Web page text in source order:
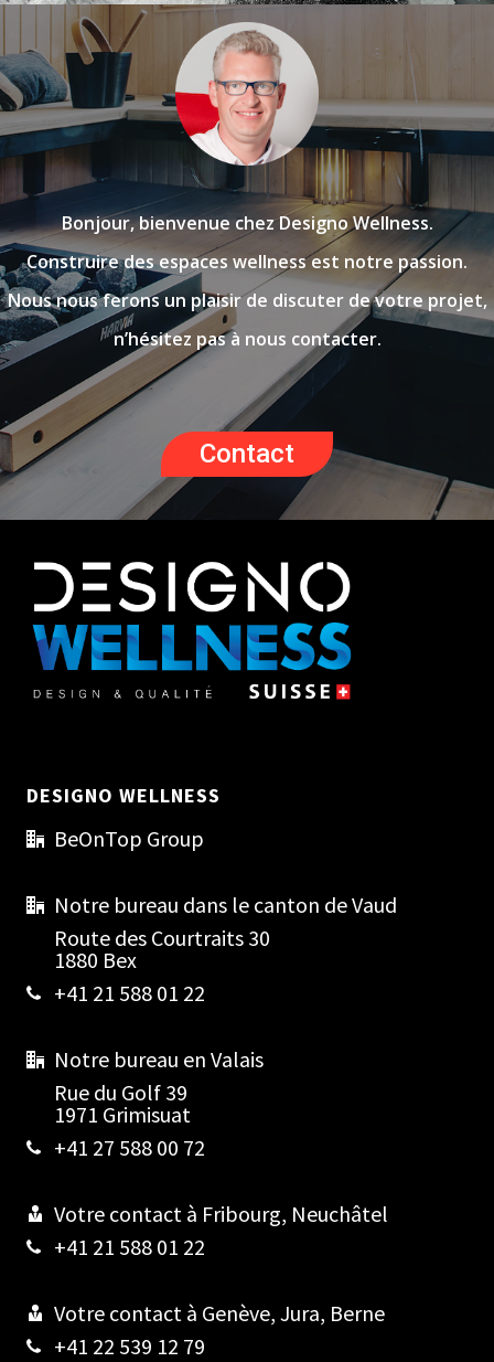
Bonjour, bienvenue chez Designo Wellness.
Construire des espaces wellness est notre passion.
Nous nous ferons un plaisir de discuter de votre projet,
n’hésitez pas à nous contacter.
Contact
DESIGNO WELLNESS
BeOnTop Group
Notre bureau dans le canton de Vaud
Route des Courtraits 30
1880 Bex
+41 21 588 01 22
Notre bureau en Valais
Rue du Golf 39
1971 Grimisuat
+41 27 588 00 72
Votre contact à Fribourg, Neuchâtel
+41 21 588 01 22
Votre contact à Genève, Jura, Berne
+41 22 539 12 79